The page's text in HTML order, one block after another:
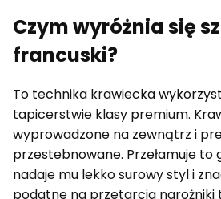
Czym wyróżnia się
francuski?
To technika krawiecka
tapicerstwie klasy premium.
wyprowadzone na zewnątrz i
przestebnowane. Przełamuje to
nadaje mu lekko surowy styl i
podatne na przetarcia